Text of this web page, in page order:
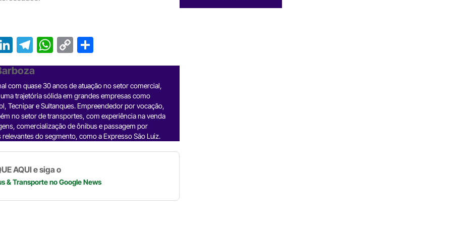
Li
n
ke
dI
n
T
el
e
gr
a
m
W
h
s
A
p
p
C
o
y
Li
n
k
h
e
com quase 30 anos de atuação no setor comercial,
trajetória sólida em grandes empresas como
Tecnipar e Sultanques. Empreendedor por vocação,
no setor de transportes, com experiência na venda
comercialização de ônibus e passagem por
relevantes do segmento, como a Expresso São Luiz.
AQUI e siga o
& Transporteno Google News